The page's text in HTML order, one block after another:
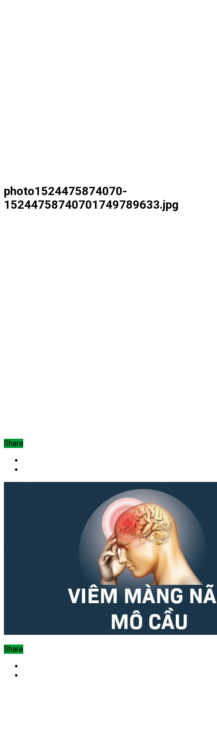
photo1524475874070-
15244758740701749789633.jpg
Share
Share